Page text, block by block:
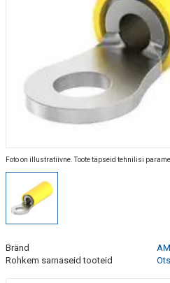
Foto on illustratiivne. Toote täpseid tehnilisi
Bränd
Rohkem sarnaseid tooteid